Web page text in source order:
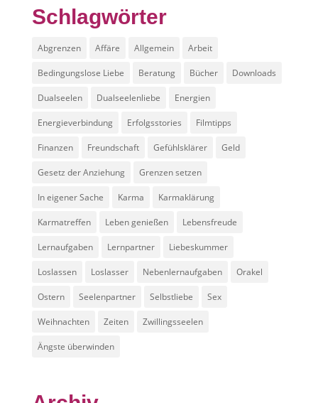
Schlagwörter
Abgrenzen Affäre Allgemein Arbeit
Bedingungslose Liebe Beratung Bücher Downloads
Dualseelen Dualseelenliebe Energien
Energieverbindung Erfolgsstories Filmtipps
Finanzen Freundschaft Gefühlsklärer Geld
Gesetz der Anziehung Grenzen setzen
In eigener Sache Karma Karmaklärung
Karmatreffen Leben genießen Lebensfreude
Lernaufgaben Lernpartner Liebeskummer
Loslassen Loslasser Nebenlernaufgaben Orakel
Ostern Seelenpartner Selbstliebe Sex
Weihnachten Zeiten Zwillingsseelen
Ängste überwinden